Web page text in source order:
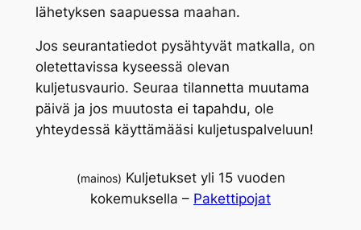
lähetyksen saapuessa maahan.
Jos seurantatiedot pysähtyvät matkalla, on
oletettavissa kyseessä olevan
kuljetusvaurio. Seuraa tilannetta muutama
päivä ja jos muutosta ei tapahdu, ole
yhteydessä käyttämääsi kuljetuspalveluun!
(mainos) Kuljetukset yli 15 vuoden
kokemuksella – Pakettipojat